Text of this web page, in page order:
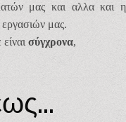
μας και αλλα και η
μας.
σύγχρονα,